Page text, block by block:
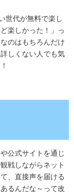
世代が無料で楽し
楽しかった！」っ
のはもちろんだけ
しくない人でも気
公式サイトを通じ
戦しながらネット
、直接声を届ける
るんだな～って改